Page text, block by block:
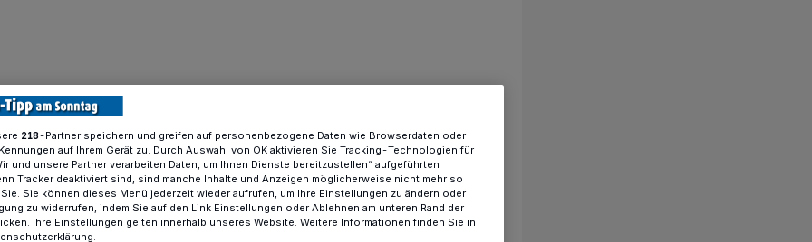
218-Partner speichern und greifen auf personenbezogene Daten wie Browserdaten oder
auf Ihrem Gerät zu. Durch Auswahl von OK aktivieren Sie Tracking-Technologien für
und unsere Partner verarbeiten Daten, um Ihnen Dienste bereitzustellen“ aufgeführten
Tracker deaktiviert sind, sind manche Inhalte und Anzeigen möglicherweise nicht mehr so
Sie können dieses Menü jederzeit wieder aufrufen, um Ihre Einstellungen zu ändern oder
zu widerrufen, indem Sie auf den Link Einstellungen oder Ablehnen am unteren Rand der
Ihre Einstellungen gelten innerhalb unseres Website. Weitere Informationen finden Sie in